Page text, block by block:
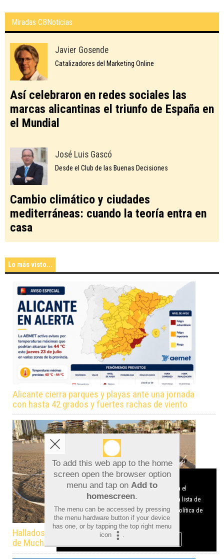
Miradas CBNoticias
Javier Gosende
Catalizadores del Marketing Online
Así celebraron en redes sociales las
marcas alicantinas el triunfo de España en
el Mundial
José Luis Gascó
Desde el Club de las Buenas Decisiones
Cambio climático y ciudades
mediterráneas: cuando la teoría entra en
casa
Lo más visto...
Alicante cierra parques y playas ante una jornada
con hasta 42 grados y fuertes rachas de viento
Hallados 61 huevos de tortuga boba en la playa
de Muchavista de El Campello
To add this web app to the home
screen open the browser option
menu and tap on Add to
homescreen.
The menu can be accessed by pressing
the menu hardware button if your device
has one, or by tapping the top right menu
icon
.
Aviso sobre el Uso de cookies:
Utilizamos cookies nuestras y de terceros para el
funcionamiento del digital. Puedes consultar la lista de
cookies y como desconectarlas. Ver nuestra Política de
Privacidad y Cookies
Aceptar Cookies